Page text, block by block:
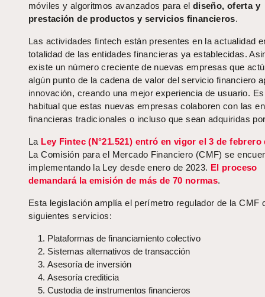
móviles y algoritmos avanzados para el diseño, oferta y
prestación de productos y servicios financieros.
Las actividades fintech están presentes en la actualidad
totalidad de las entidades financieras ya establecidas.
existe un número creciente de nuevas empresas que
algún punto de la cadena de valor del servicio financiero
innovación, creando una mejor experiencia de usuario.
habitual que estas nuevas empresas colaboren con las
financieras tradicionales o incluso que sean adquiridas
La Ley Fintec (N°21.521) entró en vigor el 3 de febrero
La Comisión para el Mercado Financiero (CMF) se
implementando la Ley desde enero de 2023. El proceso
demandará la emisión de más de 70 normas.
Esta legislación amplía el perímetro regulador de la CMF
siguientes servicios:
Plataformas de financiamiento colectivo
Sistemas alternativos de transacción
Asesoría de inversión
Asesoría crediticia
Custodia de instrumentos financieros